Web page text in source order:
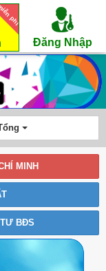
phí
Đăng Nhập
MINH
BĐS